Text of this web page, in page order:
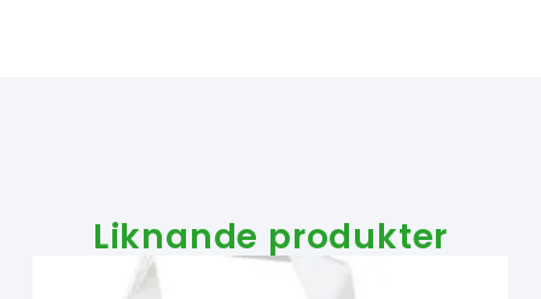
Liknande produkter